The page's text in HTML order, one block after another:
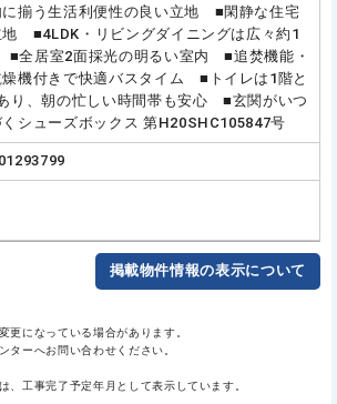
に揃う生活利便性の良い立地 ■閑静な住宅
地 ■4LDK・リビングダイニングは広々約1
全居室2面採光の明るい室内 ■追焚機能・
燥機付きで快適バスタイム ■トイレは1階と
り、朝の忙しい時間帯も安心 ■玄関がいつ
くシューズボックス 第H20SHC105847号
掲載物件情報の表示について
更になっている場合があります。
ターへお問い合わせください。
、工事完了予定年月として表示しています。